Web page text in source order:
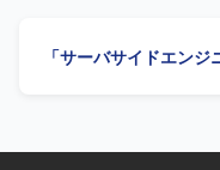
どのツールを利用し
WebSocketを用いた
っていただきます。
ビスや外部システムと
「サーバサイドエン